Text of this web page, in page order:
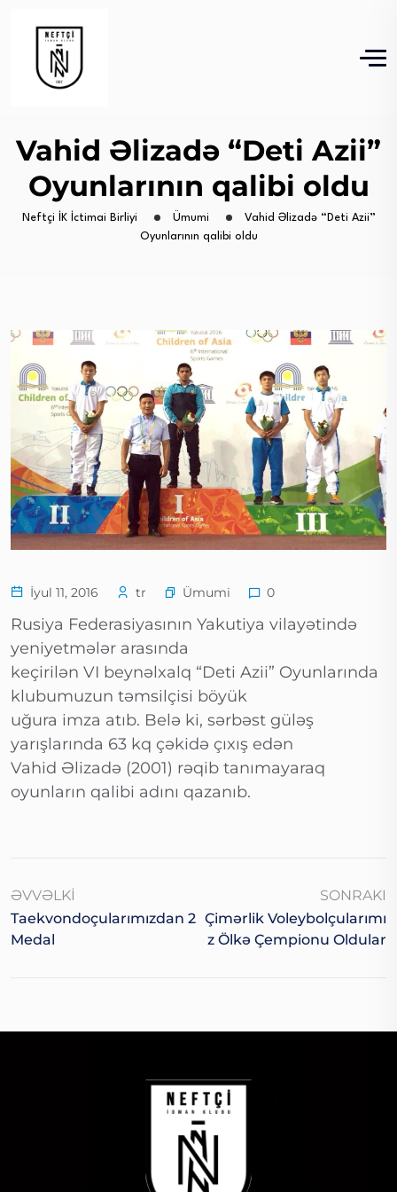
Vahid Əlizadə “Deti Azii”
Oyunlarının qalibi oldu
Neftçi İK İctimai Birliyi Ümumi
Vahid Əlizadə “Deti Azii”
Oyunlarının qalibi oldu
İyul 11, 2016 tr Ümumi 0
Rusiya Federasiyasının Yakutiya vilayətində
yeniyetmələr arasında
keçirilən VI beynəlxalq “Deti Azii” Oyunlarında
klubumuzun təmsilçisi böyük
uğura imza atıb. Belə ki, sərbəst güləş
yarışlarında 63 kq çəkidə çıxış edən
Vahid Əlizadə (2001) rəqib tanımayaraq
oyunların qalibi adını qazanıb.
ƏVVƏLKI
Taekvondoçularımızdan 2
Medal
SONRAKI
Çimərlik Voleybolçularımı
Z Ölkə Çempionu Oldular